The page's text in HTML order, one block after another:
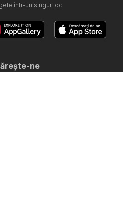
într-un singur loc
ne